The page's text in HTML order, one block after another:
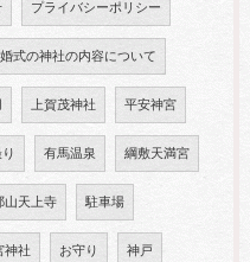
プライバシーポリシー
式の神社の内容について
上賀茂神社 平安神宮
有馬温泉 綱敷天満宮
山天上寺 駐車場
神社 お守り 神戸